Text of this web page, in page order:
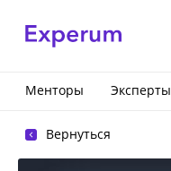
Менторы Эксперты
Вернуться